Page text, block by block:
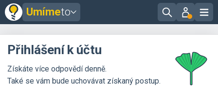
Umímeto
Přihlášení k účtu
Získáte více odpovědí denně.
Také se vám bude uchovávat získaný postup.